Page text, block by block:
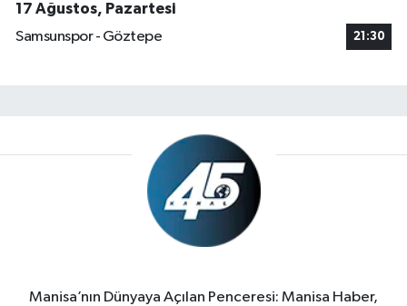
17 Ağustos, Pazartesi
Samsunspor - Göztepe
21:30
Manisa’nın Dünyaya Açılan Penceresi: Manisa Haber,